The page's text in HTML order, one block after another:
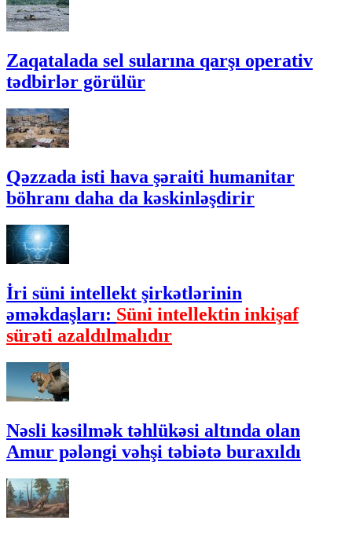
Zaqatalada sel sularına qarşı operativ
tədbirlər görülür
Qəzzada isti hava şəraiti humanitar
böhranı daha da kəskinləşdirir
İri süni intellekt şirkətlərinin
əməkdaşları: Süni intellektin inkişaf
sürəti azaldılmalıdır
Nəsli kəsilmək təhlükəsi altında olan
Amur pələngi vəhşi təbiətə buraxıldı